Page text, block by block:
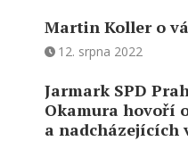
Martin Koller o
12. srpna 2022
Jarmark SPD
Okamura hovoří
a nadcházejících